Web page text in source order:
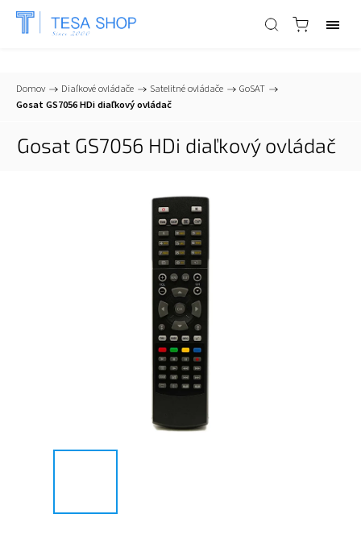
📞+421 903 553 805 info@tesa-systems.sk
Domov / Diaľkové ovládače / Satelitné ovládače / GoSAT /
Gosat GS7056 HDi diaľkový ovládač
Gosat GS7056 HDi diaľkový ovládač